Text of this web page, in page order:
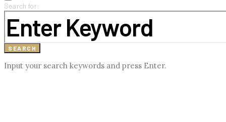
Search for:
SEARCH
Input your search keywords and press Enter.